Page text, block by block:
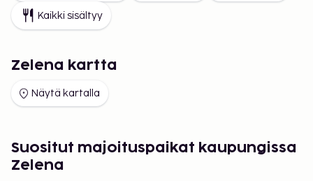
Kaikki sisältyy
Zelena kartta
Näytä kartalla
Suositut majoituspaikat kaupungissa
Zelena